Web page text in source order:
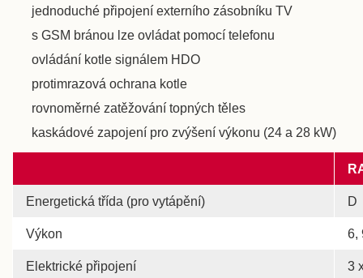
jednoduché připojení externího zásobníku TV
s GSM bránou lze ovládat pomocí telefonu
ovládání kotle signálem HDO
protimrazová ochrana kotle
rovnoměrné zatěžování topných těles
kaskádové zapojení pro zvýšení výkonu (24 a 28 kW)
Energetická třída (pro vytápění) D
Výkon 6,
Elektrické připojení 3